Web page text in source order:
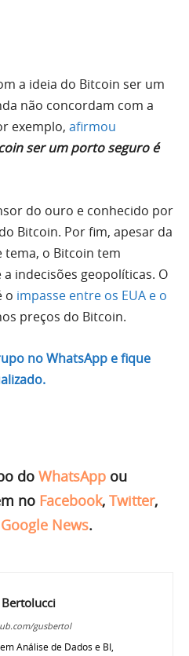
a ideia do Bitcoin ser um
não concordam com a
exemplo, afirmou
ser um porto seguro é
do ouro e conhecido por
Bitcoin. Por fim, apesar da
o Bitcoin tem
indecisões geopolíticas. O
o impasse entre os EUA e o
preços do Bitcoin.
no WhatsApp e fique
do WhatsApp ou
no Facebook, Twitter,
Google News.
gusbertol
Análise de Dados e BI,